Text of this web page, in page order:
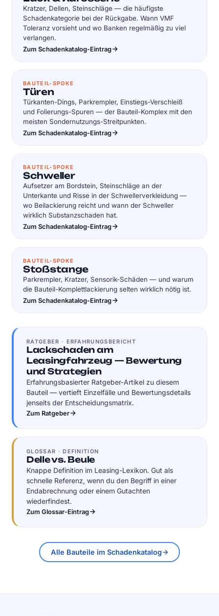
Kratzer, Dellen, Steinschläge — die häufigste
Schadenkategorie bei der Rückgabe. Wann VMF
Toleranz vorsieht und wo Banken regelmäßig zu viel
verlangen.
Zum Schadenkatalog-Eintrag
BAUTEIL-SPOKE
Türen
Türkanten-Dings, Parkrempler, Einstiegs-Verschleiß
und Folierungs-Spuren — der Bauteil-Komplex mit den
meisten Sondernutzungs-Streitpunkten.
Zum Schadenkatalog-Eintrag
BAUTEIL-SPOKE
Schweller
Aufsetzer am Bordstein, Steinschläge an der
Unterkante und Risse in der Schwellerverkleidung —
wo Beilackierung reicht und wann der Schweller
wirklich Substanzschaden hat.
Zum Schadenkatalog-Eintrag
BAUTEIL-SPOKE
Stoßstange
Parkrempler, Kratzer, Sensorik-Schäden — und warum
die Bauteil-Komplettlackierung selten wirklich nötig ist.
Zum Schadenkatalog-Eintrag
RATGEBER · ERFAHRUNGSBERICHT
Lackschaden am
Leasingfahrzeug — Bewertung
und Strategien
Erfahrungsbasierter Ratgeber-Artikel zu diesem
Bauteil — vertieft Einzelfälle und Bewertungs­details
jenseits der Entscheidungsmatrix.
Zum Ratgeber
GLOSSAR · DEFINITION
Delle vs. Beule
Knappe Definition im Leasing-Lexikon. Gut als
schnelle Referenz, wenn du den Begriff in einer
Endabrechnung oder einem Gutachten
wiederfindest.
Zum Glossar-Eintrag
Alle Bauteile im Schadenkatalog